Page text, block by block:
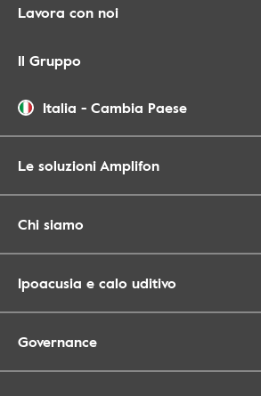
Lavora con noi
Il Gruppo
Italia - Cambia Paese
Le soluzioni Amplifon
Chi siamo
Ipoacusia e calo uditivo
Governance